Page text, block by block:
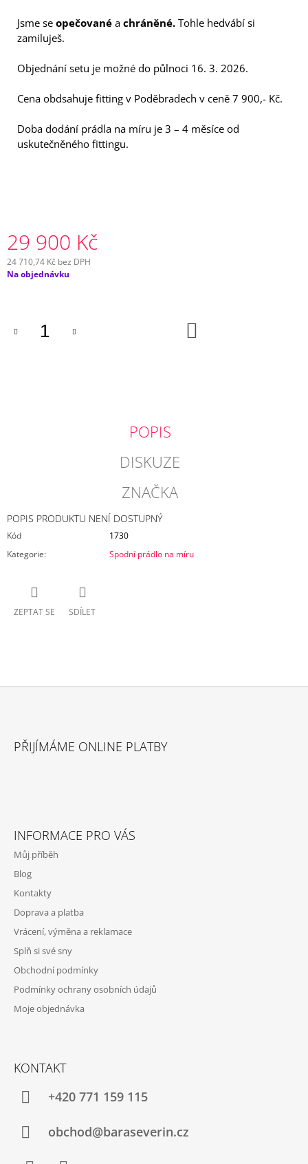
Jsme se opečované a chráněné. Tohle hedvábí si
zamiluješ.
Objednání setu je možné do půlnoci 16. 3. 2026.
Cena obdsahuje fitting v Poděbradech v ceně 7 900,- Kč.
Doba dodání prádla na míru je 3 – 4 měsíce od
uskutečněného fittingu.
29 900 Kč
24 710,74 Kč bez DPH
Měrná
Na objednávku
POPIS
DISKUZE
ZNAČKA
POPIS PRODUKTU NENÍ DOSTUPNÝ
Kód
1730
Kategorie: Spodní prádlo na míru
ZEPTAT SE SDÍLET
PŘIJÍMÁME ONLINE PLATBY
INFORMACE PRO VÁS
Můj příběh
Blog
Kontakty
Doprava a platba
Vrácení, výměna a reklamace
Splň si své sny
Obchodní podmínky
Podmínky ochrany osobních údajů
Moje objednávka
KONTAKT
+420 771 159 115
obchod@baraseverin.cz